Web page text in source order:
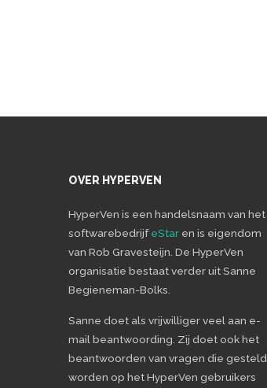
OVER HYPERVEN
HyperVen is een handelsnaam van het
softwarebedrijfeStar en is eigendom
van Rob Gravesteijn. De HyperVen
organisatie bestaat verder uit Sanne
Begieneman-Bolks.
Sanne doet als vrijwilliger veel aan e-
mail beantwoording. Zij doet ook het
beantwoorden van vragen die gesteld
worden op het HyperVen gebruikers